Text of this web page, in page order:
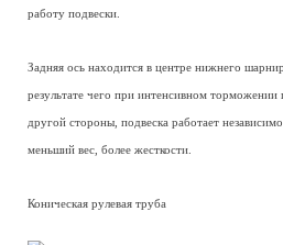
работу подвески.
Задняя ось находится в центре нижнего
результате чего при интенсивном торможении
другой стороны, подвеска работает
меньший вес, более жесткости.
Коническая рулевая труба